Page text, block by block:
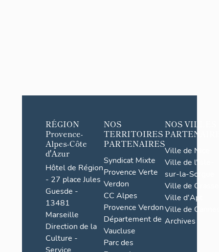
RÉGION
Provence-
Alpes-Côte
d'Azur
Hôtel de Région
- 27 place Jules
Guesde -
13481
Marseille
Direction de la
Culture -
NOS
TERRITOIRES
PARTENAIRES
Syndicat Mixte
Provence Verte
Verdon
CC Alpes
Provence Verdon
Département de
Vaucluse
Parc des
NOS VILLES
Ville de Nice
Ville de l'Isle-
sur-la-Sorgue
Ville de Grasse
Ville d'Apt
Ville de
Archives